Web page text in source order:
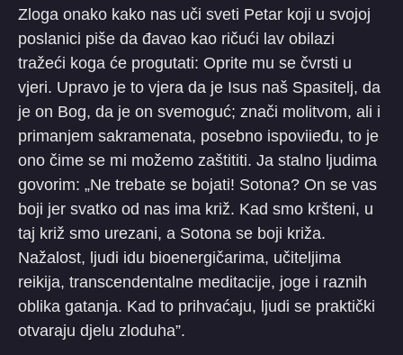
Zloga onako kako nas uči sveti Petar koji u svojoj
poslanici piše da đavao kao ričući lav obilazi
tražeći koga će progutati: Oprite mu se čvrsti u
vjeri. Upravo je to vjera da je Isus naš Spasitelj, da
je on Bog, da je on svemoguć; znači molitvom, ali i
primanjem sakramenata, posebno ispoviieđu, to je
ono čime se mi možemo zaštititi. Ja stalno ljudima
govorim: „Ne trebate se bojati! Sotona? On se vas
boji jer svatko od nas ima križ. Kad smo kršteni, u
taj križ smo urezani, a Sotona se boji križa.
Nažalost, ljudi idu bioenergičarima, učiteljima
reikija, transcendentalne meditacije, joge i raznih
oblika gatanja. Kad to prihvaćaju, ljudi se praktički
otvaraju djelu zloduha”.